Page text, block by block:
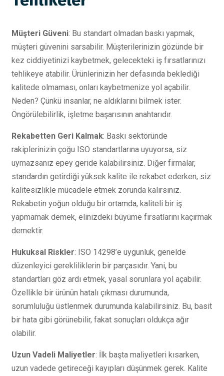
Müşteri Güveni: Bu standart olmadan baskı yapmak,
müşteri güvenini sarsabilir. Müşterilerinizin gözünde bir
kez ciddiyetinizi kaybetmek, gelecekteki iş fırsatlarınızı
tehlikeye atabilir. Ürünlerinizin her defasında beklediği
kalitede olmaması, onları kaybetmenize yol açabilir.
Neden? Çünkü insanlar, ne aldıklarını bilmek ister.
Öngörülebilirlik, işletme başarısının anahtarıdır.
Rekabetten Geri Kalmak: Baskı sektöründe
rakiplerinizin çoğu ISO standartlarına uyuyorsa, siz
uymazsanız epey geride kalabilirsiniz. Diğer firmalar,
standardın getirdiği yüksek kalite ile rekabet ederken, siz
kalitesizlikle mücadele etmek zorunda kalırsınız.
Rekabetin yoğun olduğu bir ortamda, kaliteli bir iş
yapmamak demek, elinizdeki büyüme fırsatlarını kaçırmak
demektir.
Hukuksal Riskler: ISO 14298’e uygunluk, genelde
düzenleyici gerekliliklerin bir parçasıdır. Yani, bu
standartları göz ardı etmek, yasal sorunlara yol açabilir.
Özellikle bir ürünün hatalı çıkması durumunda,
sorumluluğu üstlenmek durumunda kalabilirsiniz. Bu, basit
bir hata gibi görünebilir, fakat sonuçları oldukça ağır
olabilir.
Uzun Vadeli Maliyetler: İlk başta maliyetleri kısarken,
uzun vadede getireceği kayıpları düşünmek gerek. Kalite